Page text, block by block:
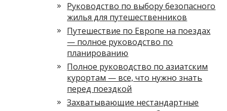
Руководство по выбору безопасного
жилья для путешественников
Путешествие по Европе на поездах
— полное руководство по
планированию
Полное руководство по азиатским
курортам — все, что нужно знать
перед поездкой
Захватывающие нестандартные